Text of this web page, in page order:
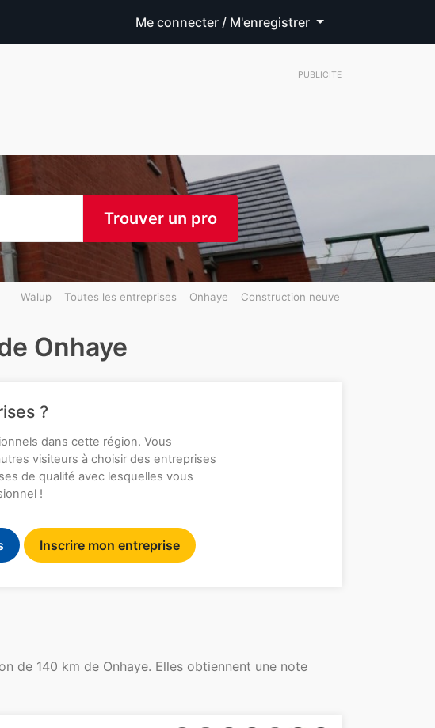
Me connecter / M'enregistrer
PUBLICITE
Trouver un pro
Walup Toutes les entreprises Onhaye Construction neuve
Onhaye
?
dans cette région. Vous
visiteurs à choisir des entreprises
de qualité avec lesquelles vous
!
Inscrire mon entreprise
de 140 km de Onhaye. Elles obtiennent une note